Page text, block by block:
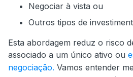
Negociar à vista ou
Outros tipos de
Esta abordagem reduz o risco
associado a um único ativo ou
negociação. Vamos entender